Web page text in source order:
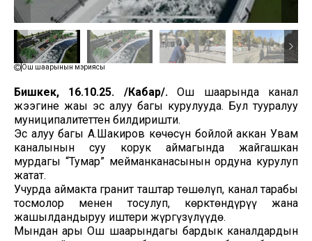
Ош шаарынын мэриясы
Бишкек, 16.10.25. /Кабар/. Ош шаарында канал
жээгине жаңы эс алуу багы курулууда. Бул тууралуу
муниципалитеттен билдиришти.
Эс алуу багы А.Шакиров көчөсүн бойлой аккан Увам
каналынын суу корук аймагында жайгашкан
мурдагы “Тумар” мейманканасынын ордуна курулуп
жатат.
Учурда аймакта гранит таштар төшөлүп, канал тарабы
тосмолор менен тосулуп, көрктөндүрүү жана
жашылдандыруу иштери жүргүзүлүүдө.
Мындан ары Ош шаарындагы бардык каналдардын